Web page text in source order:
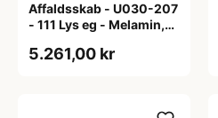
Affaldsskab - U030-207
- 111 Lys eg - Melamin,
5.261,00 kr